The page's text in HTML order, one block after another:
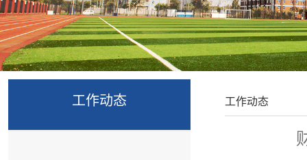
工作动态 工作动态